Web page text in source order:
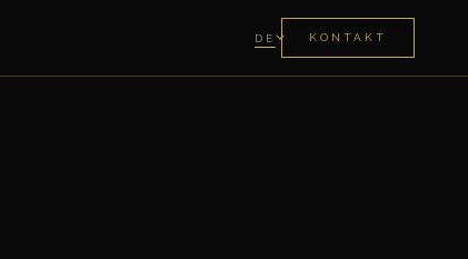
DE KONTAKT